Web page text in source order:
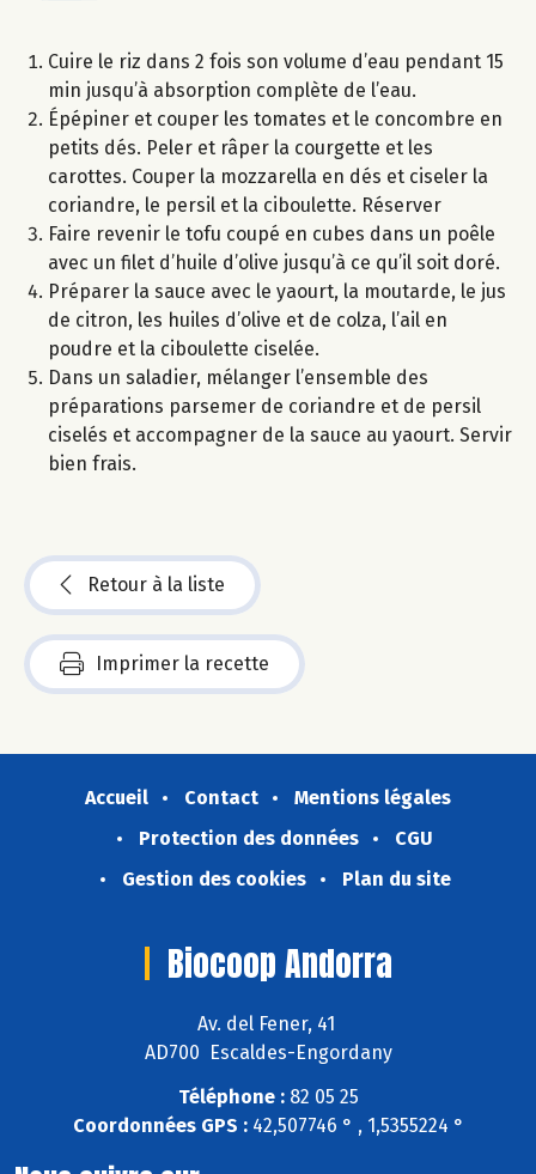
Cuire le riz dans 2 fois son volume d’eau pendant 15
min jusqu’à absorption complète de l’eau.
Épépiner et couper les tomates et le concombre en
petits dés. Peler et râper la courgette et les
carottes. Couper la mozzarella en dés et ciseler la
coriandre, le persil et la ciboulette. Réserver
Faire revenir le tofu coupé en cubes dans un poêle
avec un filet d’huile d’olive jusqu’à ce qu’il soit doré.
Préparer la sauce avec le yaourt, la moutarde, le jus
de citron, les huiles d’olive et de colza, l’ail en
poudre et la ciboulette ciselée.
Dans un saladier, mélanger l’ensemble des
préparations parsemer de coriandre et de persil
ciselés et accompagner de la sauce au yaourt. Servir
bien frais.
Retour à la liste
Imprimer la recette
Accueil Contact
Mentions légales
Protection des données
CGU
Gestion des cookies
Plan du site
Biocoop Andorra
Av. del Fener, 41
AD700 Escaldes-Engordany
Téléphone :82 05 25
Coordonnées GPS :42,507746 ° , 1,5355224 °